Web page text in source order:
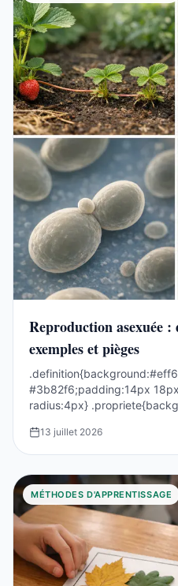
Reproduction asexuée
exemples et pièges
#3b82f6;padding:14px
radius:4px}
13 juillet 2026
MÉTHODES D'APPRENTISSAGE